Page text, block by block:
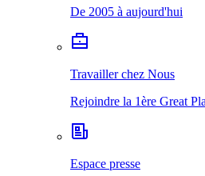
De 2005 à aujourd'hui
Travailler chez Nous
Rejoindre la 1ère Great
Espace presse